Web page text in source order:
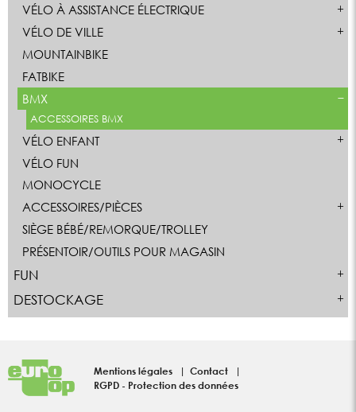
VÉLO À ASSISTANCE ÉLECTRIQUE
VÉLO DE VILLE
MOUNTAINBIKE
FATBIKE
BMX
ACCESSOIRES BMX
VÉLO ENFANT
VÉLO FUN
MONOCYCLE
ACCESSOIRES/PIÈCES
SIÈGE BÉBÉ/REMORQUE/TROLLEY
PRÉSENTOIR/OUTILS POUR MAGASIN
FUN
DESTOCKAGE
Mentions légales
Contact
RGPD - Protection des données